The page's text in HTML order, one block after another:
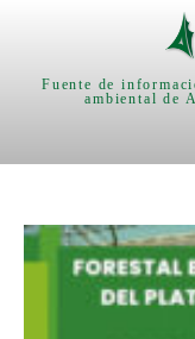
Fuente de
ambiental de